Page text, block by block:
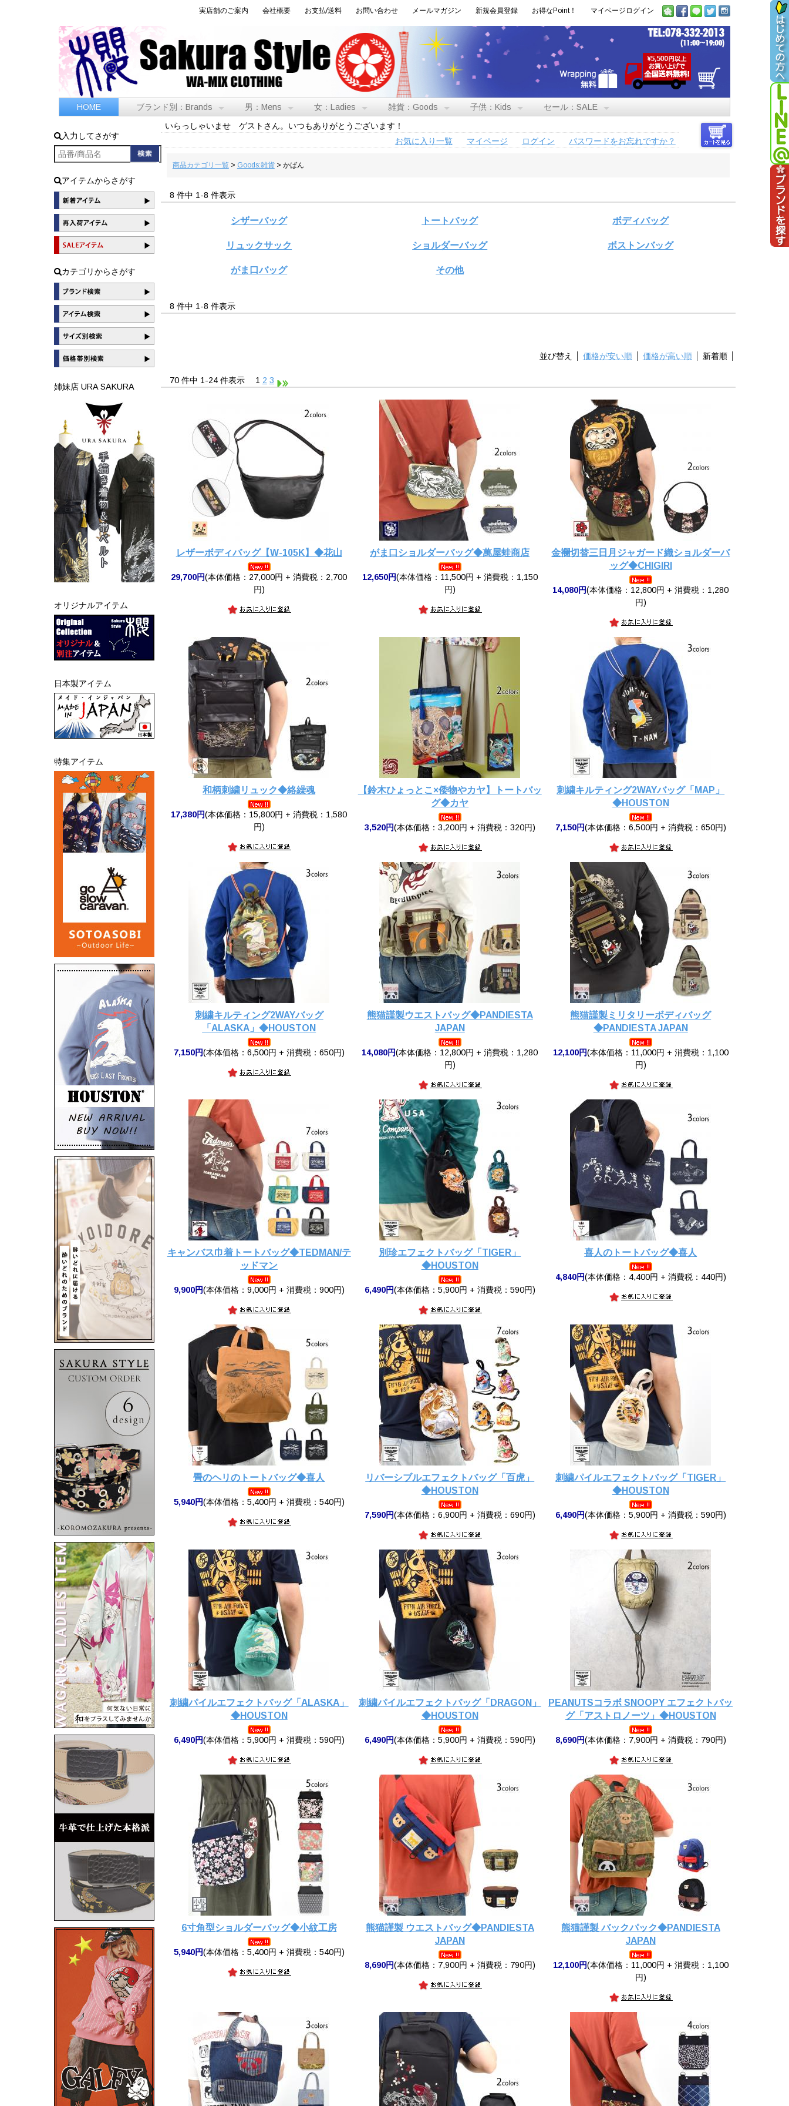
実店舗のご案内 会社概要 お支払/送料 お問い合わせ メールマガジン 新規会員登録 お得なPoint！ マイページログイン
HOME ブランド別：Brands 男：Mens 女：Ladies 雑貨：Goods 子供：Kids セール：SALE
入力してさがす
アイテムからさがす
カテゴリからさがす
姉妹店 URA SAKURA
オリジナルアイテム
日本製アイテム
特集アイテム
いらっしゃいませ ゲストさん。いつもありがとうございます！
お気に入り一覧
マイページ ログイン パスワードをお忘れですか？
商品カテゴリ一覧> Goods:雑貨> かばん
8 件中 1-8 件表示
シザーバッグ トートバッグ ボディバッグ
リュックサック ショルダーバッグ ボストンバッグ
がま口バッグ その他
8 件中 1-8 件表示
並び替え 価格が安い順 価格が高い順 新着順
70 件中 1-24 件表示 1 2 3
レザーボディバッグ【W-105K】◆花山
29,700円(本体価格：27,000円 + 消費税：2,700
円)
がま口ショルダーバッグ◆萬屋蛙商店
12,650円(本体価格：11,500円 + 消費税：1,150
円)
金襴切替三日月ジャガード織ショルダーバ
ッグ◆CHIGIRI
14,080円(本体価格：12,800円 + 消費税：1,280
円)
和柄刺繍リュック◆絡繰魂
17,380円(本体価格：15,800円 + 消費税：1,580
円)
【鈴木ひょっとこ×倭物やカヤ】トートバッ
グ◆カヤ
3,520円(本体価格：3,200円 + 消費税：320円)
刺繍キルティング2WAYバッグ「MAP」
◆HOUSTON
7,150円(本体価格：6,500円 + 消費税：650円)
刺繍キルティング2WAYバッグ
「ALASKA」◆HOUSTON
7,150円(本体価格：6,500円 + 消費税：650円)
熊猫謹製ウエストバッグ◆PANDIESTA
JAPAN
14,080円(本体価格：12,800円 + 消費税：1,280
円)
熊猫謹製ミリタリーボディバッグ
◆PANDIESTA JAPAN
12,100円(本体価格：11,000円 + 消費税：1,100
円)
キャンバス巾着トートバッグ◆TEDMAN/テ
ッドマン
9,900円(本体価格：9,000円 + 消費税：900円)
別珍エフェクトバッグ「TIGER」
◆HOUSTON
6,490円(本体価格：5,900円 + 消費税：590円)
喜人のトートバッグ◆喜人
4,840円(本体価格：4,400円 + 消費税：440円)
畳のヘリのトートバッグ◆喜人
5,940円(本体価格：5,400円 + 消費税：540円)
リバーシブルエフェクトバッグ「百虎」
◆HOUSTON
7,590円(本体価格：6,900円 + 消費税：690円)
刺繍パイルエフェクトバッグ「TIGER」
◆HOUSTON
6,490円(本体価格：5,900円 + 消費税：590円)
刺繍パイルエフェクトバッグ「ALASKA」
◆HOUSTON
6,490円(本体価格：5,900円 + 消費税：590円)
刺繍パイルエフェクトバッグ「DRAGON」
◆HOUSTON
6,490円(本体価格：5,900円 + 消費税：590円)
PEANUTSコラボ SNOOPY エフェクトバッ
グ「アストロノーツ」◆HOUSTON
8,690円(本体価格：7,900円 + 消費税：790円)
6寸角型ショルダーバッグ◆小紋工房
5,940円(本体価格：5,400円 + 消費税：540円)
熊猫謹製 ウエストバッグ◆PANDIESTA
JAPAN
8,690円(本体価格：7,900円 + 消費税：790円)
熊猫謹製 バックパック◆PANDIESTA
JAPAN
12,100円(本体価格：11,000円 + 消費税：1,100
円)